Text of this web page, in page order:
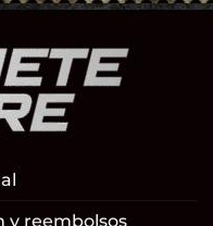
y reembolsos